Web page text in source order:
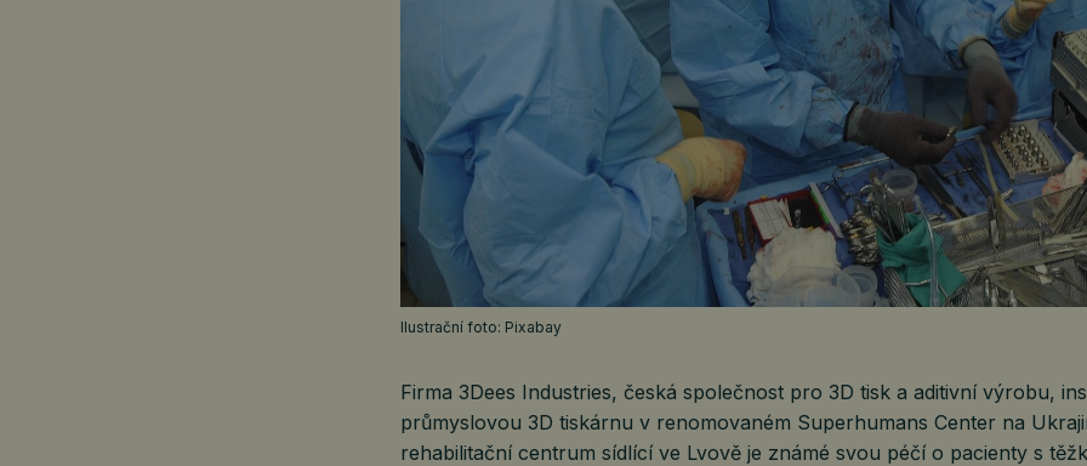
Ilustrační foto: Pixabay
Firma 3Dees Industries, česká společnost pro 3D tisk a aditivní výrobu,
průmyslovou 3D tiskárnu v renomovaném Superhumans Center na
rehabilitační centrum sídlící ve Lvově je známé svou péčí o pacienty s